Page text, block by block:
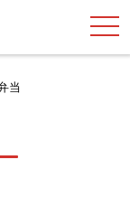
t
o
当